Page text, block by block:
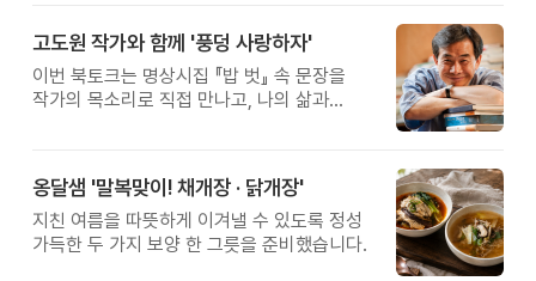
고도원 작가와 함께 '풍덩 사랑하자'
이번 북토크는 명상시집 『밥 벗』 속 문장을
작가의 목소리로 직접 만나고, 나의 삶과
옹달샘 '말복맞이! 채개장 · 닭개장'
지친 여름을 따뜻하게 이겨낼 수 있도록 정성
가득한 두 가지 보양 한 그릇을 준비했습니다.